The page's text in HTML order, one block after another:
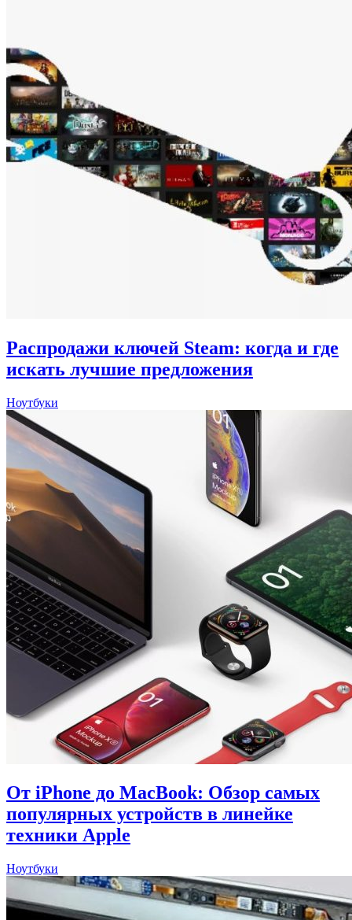
Распродажи ключей Steam: когда и где
искать лучшие предложения
Ноутбуки
От iPhone до MacBook: Обзор самых
популярных устройств в линейке
техники Apple
Ноутбуки